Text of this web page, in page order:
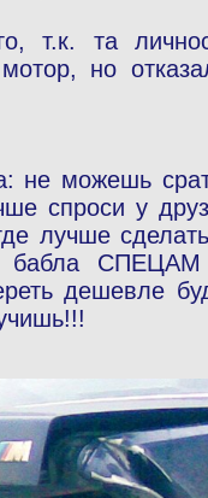
т.к. та
но
не можешь
спроси у
лучше
бабла
дешевле